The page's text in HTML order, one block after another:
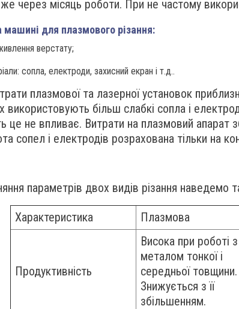
через місяць роботи. При не частому
машині для плазмового різання:
верстату;
сопла, електроди, захисний екран і т.д..
плазмової та лазерної установок
використовують більш слабкі сопла і
це не впливає. Витрати на плазмовий апарат
сопел і електродів розрахована тільки на
параметрів двох видів різання наведемо
Характеристика Плазмова
Продуктивність
Висока при роботі з
металом тонкої і
середньої товщини.
Знижується з її
збільшенням.